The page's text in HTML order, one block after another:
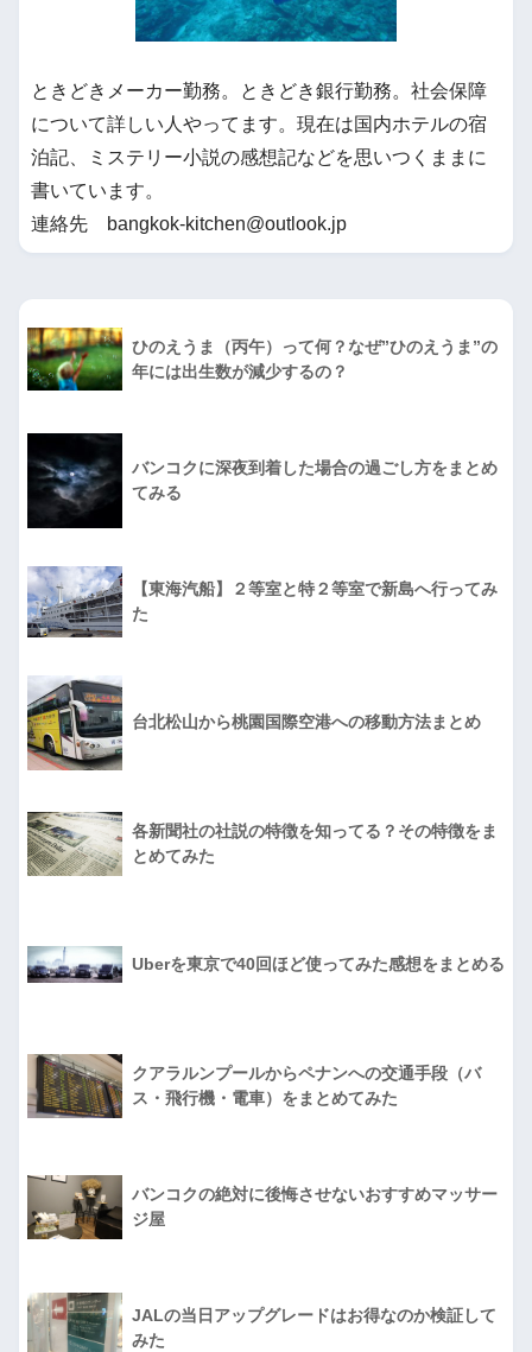
ときどきメーカー勤務。ときどき銀行勤務。社会保障
について詳しい人やってます。現在は国内ホテルの宿
泊記、ミステリー小説の感想記などを思いつくままに
書いています。
連絡先 bangkok-kitchen@outlook.jp
ひのえうま（丙午）って何？なぜ”ひのえうま”の
年には出生数が減少するの？
バンコクに深夜到着した場合の過ごし方をまとめ
てみる
【東海汽船】２等室と特２等室で新島へ行ってみ
た
台北松山から桃園国際空港への移動方法まとめ
各新聞社の社説の特徴を知ってる？その特徴をま
とめてみた
Uberを東京で40回ほど使ってみた感想をまとめる
クアラルンプールからペナンへの交通手段（バ
ス・飛行機・電車）をまとめてみた
バンコクの絶対に後悔させないおすすめマッサー
ジ屋
JALの当日アップグレードはお得なのか検証して
みた